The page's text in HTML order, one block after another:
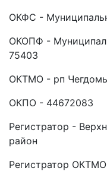
ОКФС -
ОКОПФ -
75403
ОКТМО - рп
ОКПО - 44672083
Регистратор -
район
Регистратор